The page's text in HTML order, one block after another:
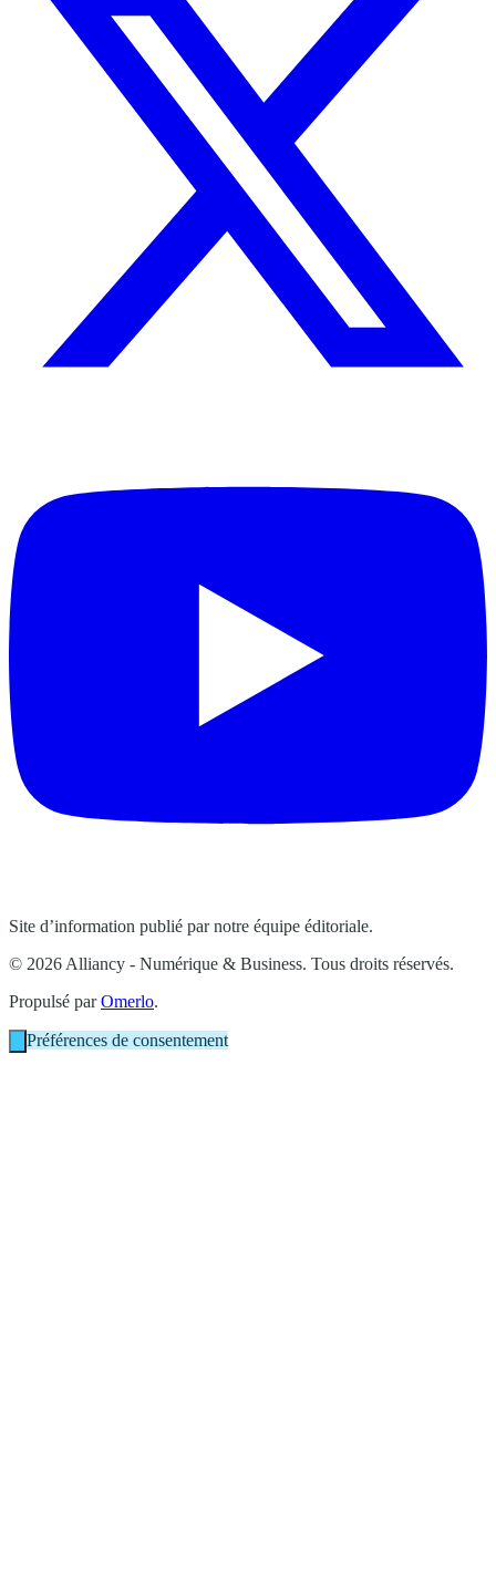
Site d’information publié par notre équipe éditoriale.
© 2026 Alliancy - Numérique & Business. Tous droits réservés.
Propulsé parOmerlo.
Préférences de consentement